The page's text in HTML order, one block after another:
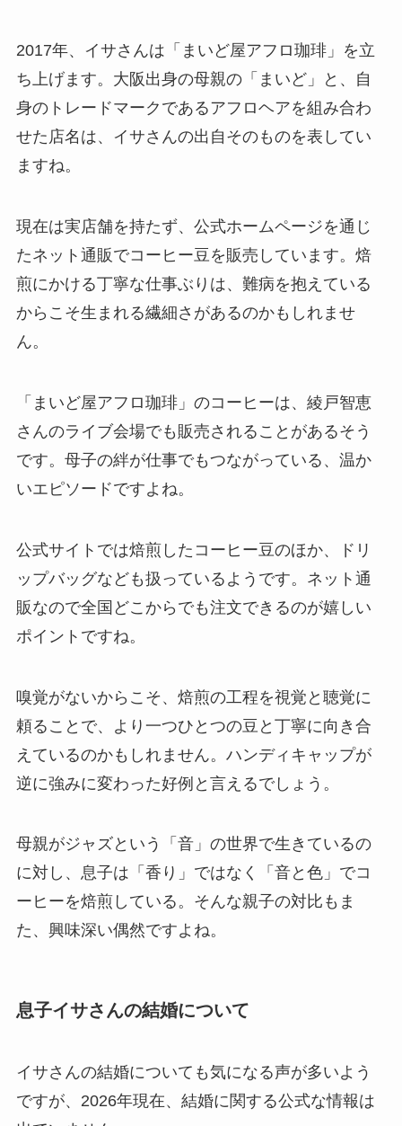
2017年、イサさんは「まいど屋アフロ珈琲」を立
ち上げます。大阪出身の母親の「まいど」と、自
身のトレードマークであるアフロヘアを組み合わ
せた店名は、イサさんの出自そのものを表してい
ますね。
現在は実店舗を持たず、公式ホームページを通じ
たネット通販でコーヒー豆を販売しています。焙
煎にかける丁寧な仕事ぶりは、難病を抱えている
からこそ生まれる繊細さがあるのかもしれませ
ん。
「まいど屋アフロ珈琲」のコーヒーは、綾戸智恵
さんのライブ会場でも販売されることがあるそう
です。母子の絆が仕事でもつながっている、温か
いエピソードですよね。
公式サイトでは焙煎したコーヒー豆のほか、ドリ
ップバッグなども扱っているようです。ネット通
販なので全国どこからでも注文できるのが嬉しい
ポイントですね。
嗅覚がないからこそ、焙煎の工程を視覚と聴覚に
頼ることで、より一つひとつの豆と丁寧に向き合
えているのかもしれません。ハンディキャップが
逆に強みに変わった好例と言えるでしょう。
母親がジャズという「音」の世界で生きているの
に対し、息子は「香り」ではなく「音と色」でコ
ーヒーを焙煎している。そんな親子の対比もま
た、興味深い偶然ですよね。
息子イサさんの結婚について
イサさんの結婚についても気になる声が多いよう
ですが、2026年現在、結婚に関する公式な情報は